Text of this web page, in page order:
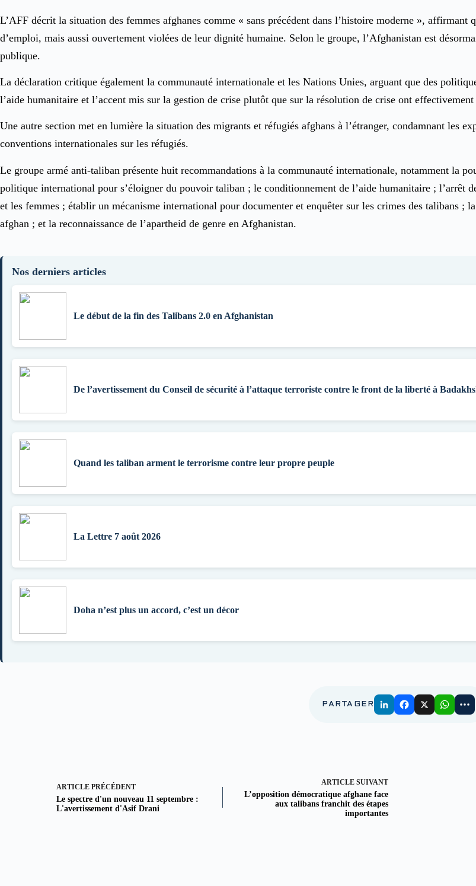
L’AFF décrit la situation des femmes afghanes comme « sans précédent dans l’histoire moderne »,
d’emploi, mais aussi ouvertement violées de leur dignité humaine. Selon le groupe, l’Afghanistan est
publique.
La déclaration critique également la communauté internationale et les Nations Unies, arguant que des
l’aide humanitaire et l’accent mis sur la gestion de crise plutôt que sur la résolution de crise ont
Une autre section met en lumière la situation des migrants et réfugiés afghans à l’étranger, condamnant les
conventions internationales sur les réfugiés.
Le groupe armé anti-taliban présente huit recommandations à la communauté internationale, notamment la
politique international pour s’éloigner du pouvoir taliban ; le conditionnement de l’aide humanitaire ; l’arrêt
et les femmes ; établir un mécanisme international pour documenter et enquêter sur les crimes des talibans ;
afghan ; et la reconnaissance de l’apartheid de genre en Afghanistan.
Nos derniers articles
Le début de la fin des Talibans 2.0 en Afghanistan
De l’avertissement du Conseil de sécurité à l’attaque terroriste contre le front de la liberté à
Quand les taliban arment le terrorisme contre leur propre peuple
La Lettre 7 août 2026
Doha n’est plus un accord, c’est un décor
PARTAGER
ARTICLE PRÉCÉDENT
Le spectre d'un nouveau 11 septembre :
L'avertissement d'Asif Drani
ARTICLE SUIVANT
L’opposition démocratique afghane face
aux talibans franchit des étapes
importantes